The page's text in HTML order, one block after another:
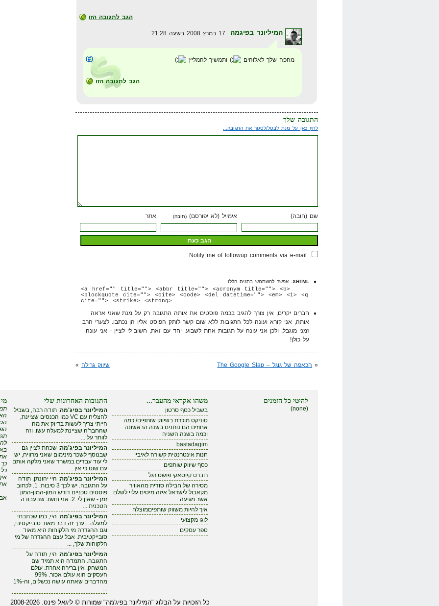
הגב לתגובה הזו
המיליונר בפיגמה
(#) מהפה שלך לאלוהים ותמשיך להמליץ
הגב לתגובה הזו
התגובה שלך
לחץ כאן על מנת לבטל/לסגור את התגובה...
שם (חובה) אימייל (לא יפורסם) (חובה) אתר
Notify me of followup comments via e-mail
XHTML: אפשר להשתמש בתגים הללו:
<a href="" title=""> <abbr title=""> <acronym title=""> <b>
<blockquote cite=""> <cite> <code> <del datetime=""> <em> <i> <q
cite=""> <strike> <strong>
חברים יקרים, אין צורך להגיב בכמה פוסטים את אותה התגובה רק על מנת שאני אראה
אותה, אני קורא ועונה לכל התגובות ללא שום קשר לותק הפוסט אליו הן נכתבו. לצערי הרב
זמני מוגבל, ולכן אני עונה על תגובות אחת לשבוע. יחד עם זאת, חשוב לי לציין - אני עונה
על כולן!
« הכאפה של גוגל – The Google Slap שיווק גרילה »
להיטי כל הזמנים
(none)
משהו אקראי מהעבר...
בשביל כסף סרטון
סוניקס מוכרת בשיווק שותפים/ כמה
אחוזים הם נותנים בשנה הראשונה
וכמה בשנה השניה
bastadagim
חנות אינטרנטית קשורה לאיביי
כסף שיווק שותפים
רוברט קיוסאקי פושט רגל
מסירה של חבילה סודית מהאוויר
מקאבול לישראל איזה מיסים עליי לשלם
אשר מגיעה
איך להיות משווק שותפיםמוצלח
לוגו מקצועי
ספר עסקים
התגובות האחרונות שלי
המיליונר בפיג'מה: תודה רבה, בשביל
להצליח עם VC כמו הכנסים שציינת,
הייתי צריך לעשות בדיוק את מה
שהחבר'ה שציינת למעלה עשו. וזה
לוותר על ...
המיליונר בפיג'מה: שכחת לציין גם
שבנוסף לשכר מינימום שאני מרוויח, יש
לי עוד עבדים במשרד שאני מלקה אותם
עם שוט כי אין ...
המיליונר בפיג'מה: היי יהונתן. תודה
על התגובה. יש לכך 3 סיבות. 1. לכתוב
פוסטים טכניים דורש המון-המון-המון
זמן - שאין לי. 2. אני חושב שהעבודה
הטכנית ...
המיליונר בפיג'מה: היי, כמו שכתבתי
למעלה... ערך זה דבר מאוד סובייקטיבי,
וגם ההגדרה מי הלקוחות היא מאוד
סובייקטיבית. אבל עצם ההגדרה של מי
הלקוחות שלך, ...
המיליונר בפיג'מה: היי, תודה על
התגובה. התמדה היא תמיד שם
המשחק. אין ברירה אחרת. עולם
העסקים הוא עולם אכזר. 99%
מהדברים שאתה עושה נכשלים, וה-1%
...
כל הזכויות על הבלוג "המיליונר בפיג'מה" שמורות © ליגאל פינס. 2008-2026